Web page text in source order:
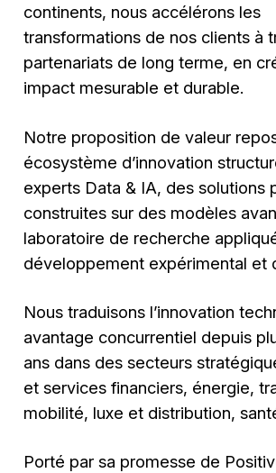
continents, nous accélérons les
transformations de nos clients à
partenariats de long terme, en
impact mesurable et durable.
Notre proposition de valeur
écosystème d’innovation
experts Data & IA, des solutions
construites sur des modèles
laboratoire de recherche
développement expérimental et
Nous traduisons l’innovation
avantage concurrentiel depuis
ans dans des secteurs
et services financiers, énergie,
mobilité, luxe et distribution,
Porté par sa promesse de